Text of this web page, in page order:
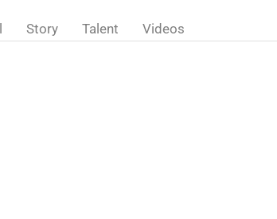
Story Talent Videos